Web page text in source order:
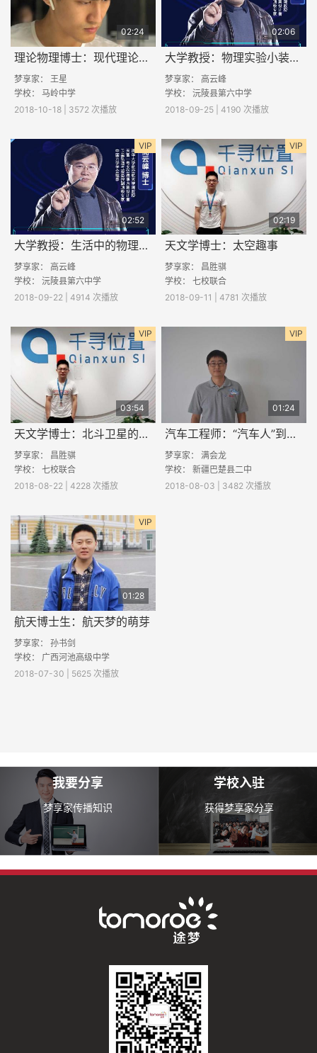
02:24
理论物理博士：现代理论物理研究什么？
梦享家： 王星
学校： 马岭中学
2018-10-18 | 3572 次播放
02:06
大学教授：物理实验小装置演示与制作
梦享家： 高云峰
学校： 沅陵县第六中学
2018-09-25 | 4190 次播放
VIP
02:52
大学教授：生活中的物理知识
梦享家： 高云峰
学校： 沅陵县第六中学
2018-09-22 | 4914 次播放
VIP
02:19
天文学博士：太空趣事
梦享家： 昌胜骐
学校： 七校联合
2018-09-11 | 4781 次播放
VIP
03:54
天文学博士：北斗卫星的故事
梦享家： 昌胜骐
学校： 七校联合
2018-08-22 | 4228 次播放
VIP
01:24
汽车工程师：“汽车人”到底酷不酷
梦享家： 满会龙
学校： 新疆巴楚县二中
2018-08-03 | 3482 次播放
VIP
01:28
航天博士生：航天梦的萌芽
梦享家： 孙书剑
学校： 广西河池高级中学
2018-07-30 | 5625 次播放
我要分享
梦享家传播知识
学校入驻
获得梦享家分享